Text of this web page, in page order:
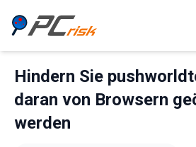
Hindern Sie
daran von Browsern
werden